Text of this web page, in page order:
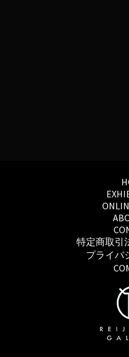
特定商取引
プライバ